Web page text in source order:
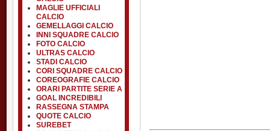
MAGLIE UFFICIALI
CALCIO
GEMELLAGGI CALCIO
INNI SQUADRE CALCIO
FOTO CALCIO
ULTRAS CALCIO
STADI CALCIO
CORI SQUADRE CALCIO
COREOGRAFIE CALCIO
ORARI PARTITE SERIE A
GOAL INCREDIBILI
RASSEGNA STAMPA
QUOTE CALCIO
SUREBET